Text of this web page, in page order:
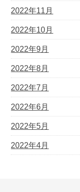
2022年11月
2022年10月
2022年9月
2022年8月
2022年7月
2022年6月
2022年5月
2022年4月